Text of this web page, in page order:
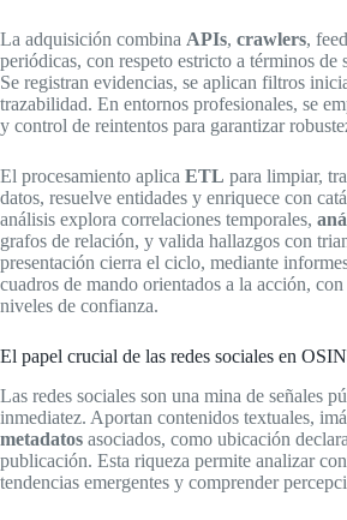
La adquisición combina APIs, crawlers,
periódicas, con respeto estricto a términos de
Se registran evidencias, se aplican filtros
trazabilidad. En entornos profesionales, se
y control de reintentos para garantizar
El procesamiento aplica ETL para limpiar,
datos, resuelve entidades y enriquece con
análisis explora correlaciones temporales,
grafos de relación, y valida hallazgos con
presentación cierra el ciclo, mediante
cuadros de mando orientados a la acción,
niveles de confianza.
El papel crucial de las redes sociales en
Las redes sociales son una mina de señales
inmediatez. Aportan contenidos textuales,
metadatos asociados, como ubicación
publicación. Esta riqueza permite analizar
tendencias emergentes y comprender